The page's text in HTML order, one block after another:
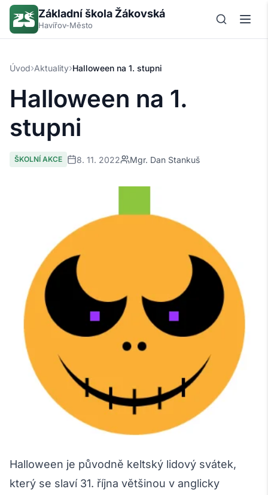
Základní škola Žákovská
Havířov-Město
Úvod›Aktuality›Halloween na 1. stupni
Halloween na 1.
stupni
ŠKOLNÍ AKCE 8. 11. 2022 Mgr. Dan Stankuš
Halloween je původně keltský lidový svátek,
který se slaví 31. října většinou v anglicky